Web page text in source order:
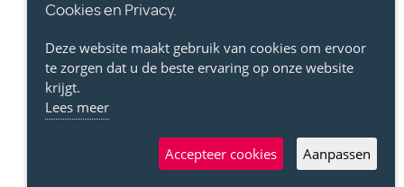
Toegankelijkheidsverklaring
Cookies en Privacy.
Deze website maakt gebruik van cookies om ervoor
te zorgen dat u de beste ervaring op onze website
krijgt.
Lees meer
Accepteer cookies Aanpassen